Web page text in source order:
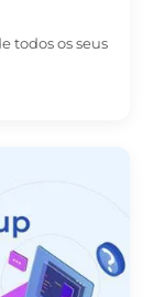
todos os seus